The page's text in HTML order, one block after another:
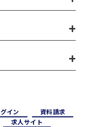
イン
資料請求
求⼈サイト